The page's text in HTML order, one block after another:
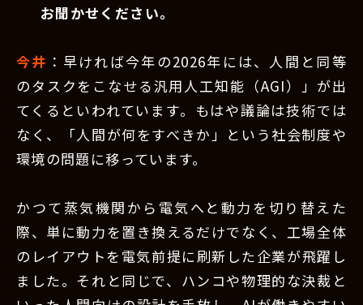
お聞かせください。
今井 ：早ければ今年の2026年には、人間と同等
のタスクをこなせる汎用人工知能（AGI）」が出
てくるといわれています。もはや議論は技術では
なく、「人間が何をすべきか」という社会制度や
環境の問題に移っています。
かつて蒸気機関から電気へと動力を切り替えた
際、単に動力を置き換えるだけでなく、工場全体
のレイアウトを電気前提に刷新した企業が飛躍し
ました。それと同じで、ハンコや物理的な決裁と